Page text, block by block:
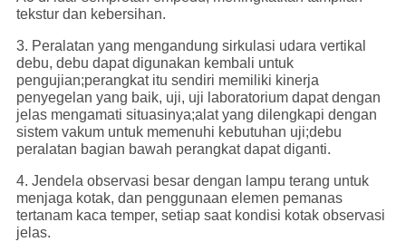
tekstur dan kebersihan.
3. Peralatan yang mengandung sirkulasi udara vertikal
debu, debu dapat digunakan kembali untuk
pengujian;perangkat itu sendiri memiliki kinerja
penyegelan yang baik, uji, uji laboratorium dapat dengan
jelas mengamati situasinya;alat yang dilengkapi dengan
sistem vakum untuk memenuhi kebutuhan uji;debu
peralatan bagian bawah perangkat dapat diganti.
4. Jendela observasi besar dengan lampu terang untuk
menjaga kotak, dan penggunaan elemen pemanas
tertanam kaca temper, setiap saat kondisi kotak observasi
jelas.